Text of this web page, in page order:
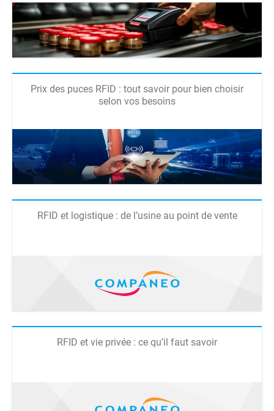
Prix des puces RFID : tout savoir pour bien choisir
selon vos besoins
RFID et logistique : de l’usine au point de vente
RFID et vie privée : ce qu’il faut savoir